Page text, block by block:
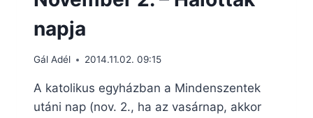
napja
Gál Adél 2014.11.02. 09:15
A katolikus egyházban a Mindenszentek
utáni nap (nov. 2., ha az vasárnap, akkor